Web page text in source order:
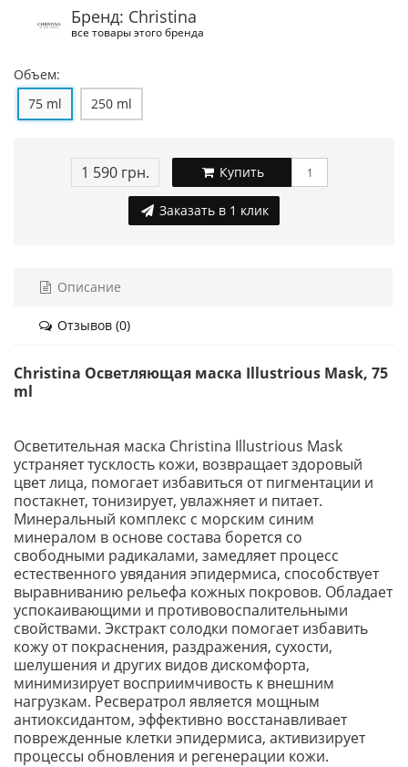
Бренд: Christina
все товары этого бренда
Объем:
75 ml
250 ml
1 590 грн. Купить
Заказать в 1 клик
Описание
Отзывов (0)
Christina Осветляющая маска Illustrious Mask, 75
ml
Осветительная маска Christina Illustrious Mask
устраняет тусклость кожи, возвращает здоровый
цвет лица, помогает избавиться от пигментации и
постакнет, тонизирует, увлажняет и питает.
Минеральный комплекс с морским синим
минералом в основе состава борется со
свободными радикалами, замедляет процесс
естественного увядания эпидермиса, способствует
выравниванию рельефа кожных покровов. Обладает
успокаивающими и противовоспалительными
свойствами. Экстракт солодки помогает избавить
кожу от покраснения, раздражения, сухости,
шелушения и других видов дискомфорта,
минимизирует восприимчивость к внешним
нагрузкам. Ресвератрол является мощным
антиоксидантом, эффективно восстанавливает
поврежденные клетки эпидермиса, активизирует
процессы обновления и регенерации кожи.